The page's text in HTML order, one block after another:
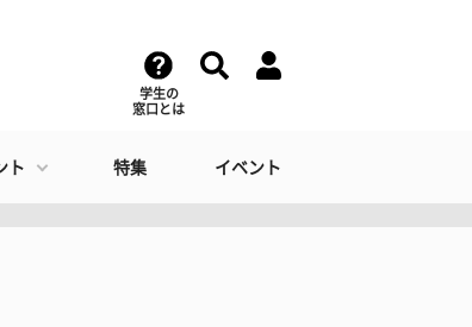
学生の
窓口とは
ト 特集 イベント